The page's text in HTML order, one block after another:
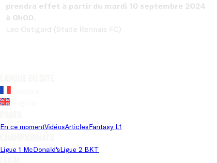
prendra effet à partir du mardi 10 septembre 2024
à 0h00.
Leo Ostigard (Stade Rennais FC)
En ce momentVidéosArticlesFantasy L1
Ligue 1 McDonald'sLigue 2 BKT